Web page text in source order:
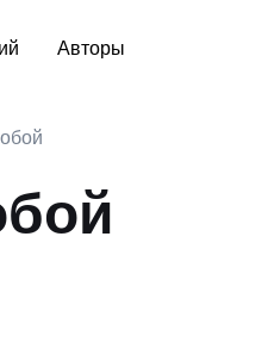
Авторы